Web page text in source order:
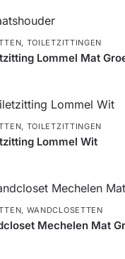
, TOILETZITTINGEN
Lommel Mat
, TOILETZITTINGEN
Lommel Wit
, WANDCLOSETTEN
Mechelen Mat